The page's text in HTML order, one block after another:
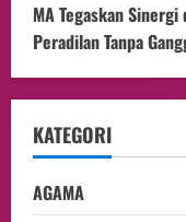
MA Tegaskan
Peradilan Tanpa
KATEGORI
AGAMA